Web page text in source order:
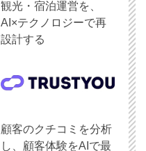
観光・宿泊運営を、
AI×テクノロジーで再
設計する
顧客のクチコミを分析
し、顧客体験をAIで最